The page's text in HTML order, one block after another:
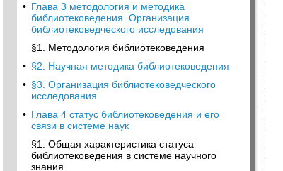
• Глава 3 методология и методика
библиотековедения. Организация
библиотековедческого исследования
§1. Методология библиотековедения
• §2. Научная методика библиотековедения
• §3. Организация библиотековедческого
исследования
• Глава 4 статус библиотековедения и его
связи в системе наук
§1. Общая характеристика статуса
библиотековедения в системе научного
знания